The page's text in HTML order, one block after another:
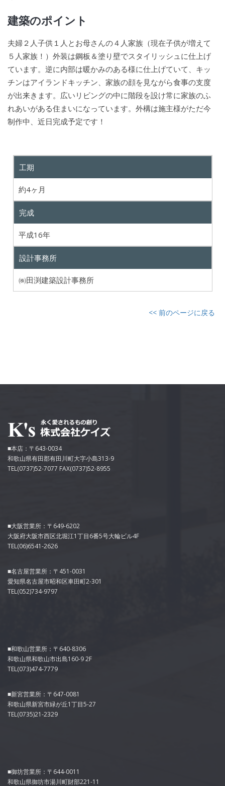
建築のポイント
夫婦２人子供１人とお母さんの４人家族（現在子供が増えて
５人家族！）外装は鋼板＆塗り壁でスタイリッシュに仕上げ
ています。逆に内部は暖かみのある様に仕上げていて、キッ
チンはアイランドキッチン、家族の顔を見ながら食事の支度
が出来きます。広いリビングの中に階段を設け常に家族のふ
れあいがある住まいになっています。外構は施主様がただ今
制作中、近日完成予定です！
工期
約4ヶ月
完成
平成16年
設計事務所
㈱田渕建築設計事務所
<< 前のページに戻る
■本店：〒643-0034
和歌山県有田郡有田川町大字小島313-9
TEL(0737)52-7077 FAX(0737)52-8955
■大阪営業所：〒649-6202
大阪府大阪市西区北堀江1丁目6番5号大輪ビル4F
TEL(06)6541-2626
■名古屋営業所：〒451-0031
愛知県名古屋市昭和区車田町2-301
TEL(052)734-9797
■和歌山営業所：〒640-8306
和歌山県和歌山市出島160-9 2F
TEL(073)474-7779
■新宮営業所：〒647-0081
和歌山県新宮市緑が丘1丁目5-27
TEL(0735)21-2329
■御坊営業所：〒644-0011
和歌山県御坊市湯川町財部221-11